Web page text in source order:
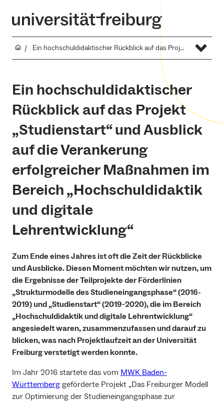
Ein hochschuldidaktischer Rückblick auf das Projekt „Studienstart“ und Ausblick auf die Verankerung erfolgreicher Maßnahmen im Bereich „Hochschuldidaktik und digitale Lehrentwicklung“
Ein hochschuldidaktischer
Rückblick auf das Projekt
„Studienstart“ und Ausblick
auf die Verankerung
erfolgreicher Maßnahmen im
Bereich „Hochschuldidaktik
und digitale
Lehrentwicklung“
Zum Ende eines Jahres ist oft die Zeit der Rückblicke
und Ausblicke. Diesen Moment möchten wir nutzen, um
die Ergebnisse der Teilprojekte der Förderlinien
„Strukturmodelle des Studieneingangsphase“ (2016-
2019) und „Studienstart“ (2019-2020), die im Bereich
„Hochschuldidaktik und digitale Lehrentwicklung“
angesiedelt waren, zusammenzufassen und darauf zu
blicken, was nach Projektlaufzeit an der Universität
Freiburg verstetigt werden konnte.
Im Jahr 2016 startete das vom MWK Baden-
Württemberg geförderte Projekt „Das Freiburger Modell
zur Optimierung der Studieneingangsphase zur